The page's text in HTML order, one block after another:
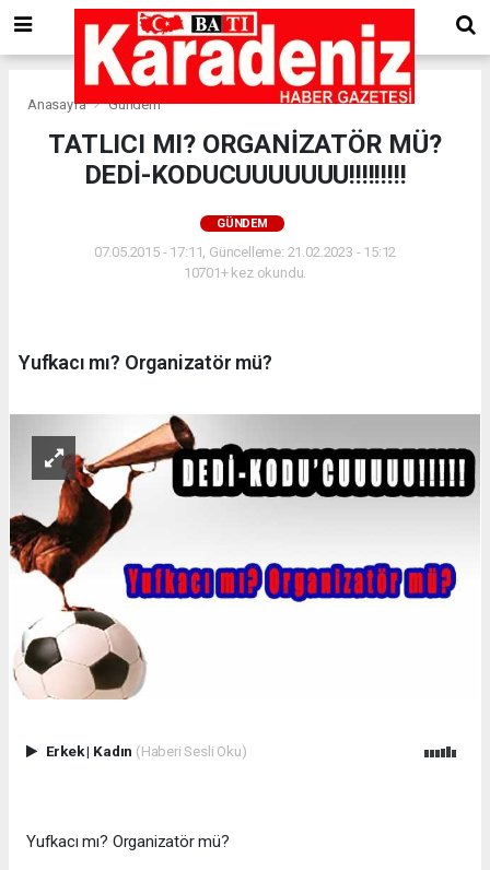
Anasayfa Gündem
TATLICI MI? ORGANİZATÖR MÜ?
DEDİ-KODUCUUUUUUU!!!!!!!!!
GÜNDEM
07.05.2015 - 17:11, Güncelleme: 21.02.2023 - 15:12
10701+ kez okundu.
Yufkacı mı? Organizatör mü?
Erkek| Kadın (Haberi Sesli Oku)
Yufkacı mı? Organizatör mü?